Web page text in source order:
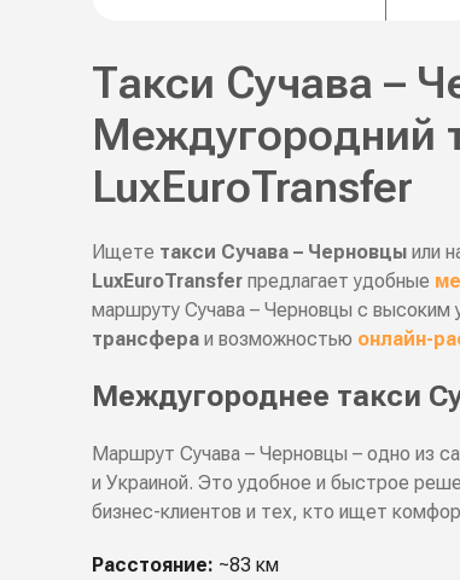
Такси Сучава –
Междугородний
LuxEuroTransfer
Ищете такси Сучава – Черновцы или
LuxEuroTransfer предлагает удобные
маршруту Сучава – Черновцы с высоким
трансфера и возможностью онлайн-
Междугороднее такси
Маршрут Сучава – Черновцы – одно из
и Украиной. Это удобное и быстрое
бизнес-клиентов и тех, кто ищет
Расстояние: ~83 км